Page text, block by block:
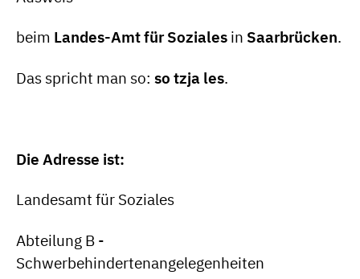
beim Landes-Amt für Soziales in Saarbrücken.
Das spricht man so: so tzja les.
Die Adresse ist:
Landesamt für Soziales
Abteilung B -
Schwerbehindertenangelegenheiten